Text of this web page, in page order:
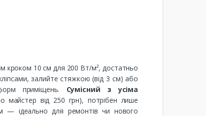
кроком 10 см для 200 Вт/м², достатньо
залийте стяжкою (від 3 см) або
приміщень. Сумісний з усіма
від 250 грн), потрібен лише
— ідеально для ремонтів чи нового